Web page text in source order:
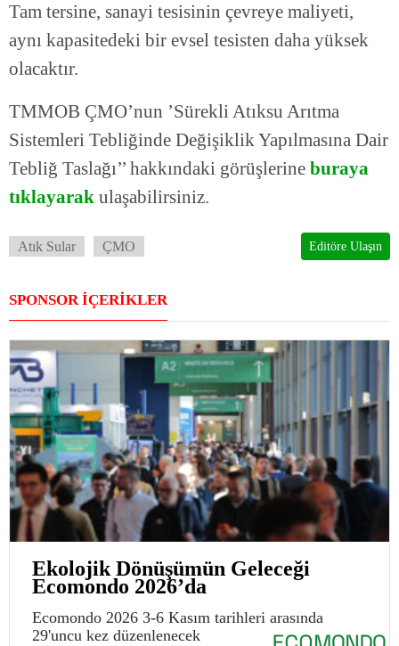
Tam tersine, sanayi tesisinin çevreye maliyeti,
aynı kapasitedeki bir evsel tesisten daha yüksek
olacaktır.
TMMOB ÇMO’nun ’Sürekli Atıksu Arıtma
Sistemleri Tebliğinde Değişiklik Yapılmasına Dair
Tebliğ Taslağı’’ hakkındaki görüşlerine buraya
tıklayarak ulaşabilirsiniz.
Atık Sular ÇMO Editöre Ulaşın
SPONSOR İÇERİKLER
Ekolojik Dönüşümün Geleceği
Ecomondo 2026’da
Ecomondo 2026 3-6 Kasım tarihleri arasında
29'uncu kez düzenlenecek